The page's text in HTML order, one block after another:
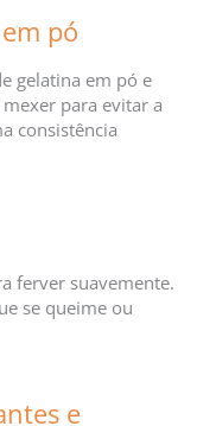
pó
gelatina em pó e
para evitar a
consistência
ferver suavemente.
se queime ou
e